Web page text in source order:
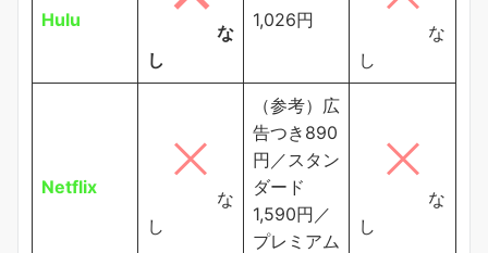
Hulu
な
し
1,026円
な
し
Netflix
な
し
（参考）広
告つき890
円／スタン
ダード
1,590円／
プレミアム
な
し